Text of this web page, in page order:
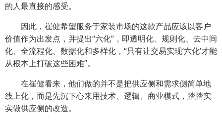
的人最直接的感受。
因此，崔健希望服务于家装市场的这款产品应该以客户
价值作为出发点，并提出“六化”，即透明化、规则化、去中间
化、全流程化、数据化和多样化，“只有让交易实现‘六化’才能
从根本上打破这些困难”。
在崔健看来，他们做的并不是把供应侧和需求侧简单地
线上化，而是先沉下心来用技术、逻辑、商业模式，踏踏实
实做供应侧的改造。